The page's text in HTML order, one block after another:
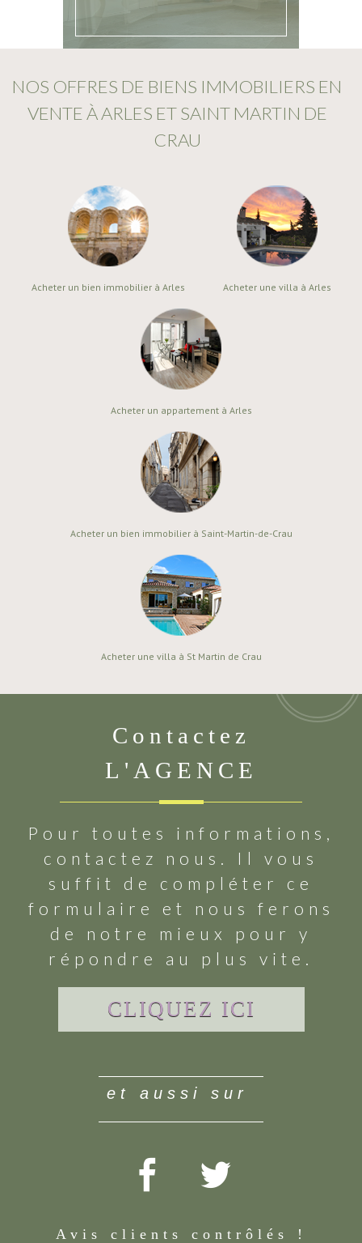
NOS OFFRES DE BIENS IMMOBILIERS EN
VENTE À ARLES ET SAINT MARTIN DE
CRAU
Acheter un bien immobilier à Arles Acheter une villa à Arles
Acheter un appartement à Arles
Acheter un bien immobilier à Saint-Martin-de-Crau
Acheter une villa à St Martin de Crau
Contactez
L'AGENCE
Pour toutes informations,
contactez nous. Il vous
suffit de compléter ce
formulaire et nous ferons
de notre mieux pour y
répondre au plus vite.
CLIQUEZ ICI
et aussi sur
Avis clients contrôlés !